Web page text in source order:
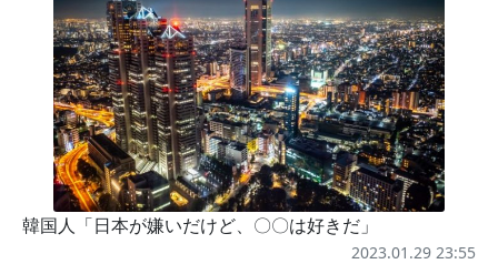
韓国人「日本が嫌いだけど、〇〇は好きだ」
2023.01.29 23:55